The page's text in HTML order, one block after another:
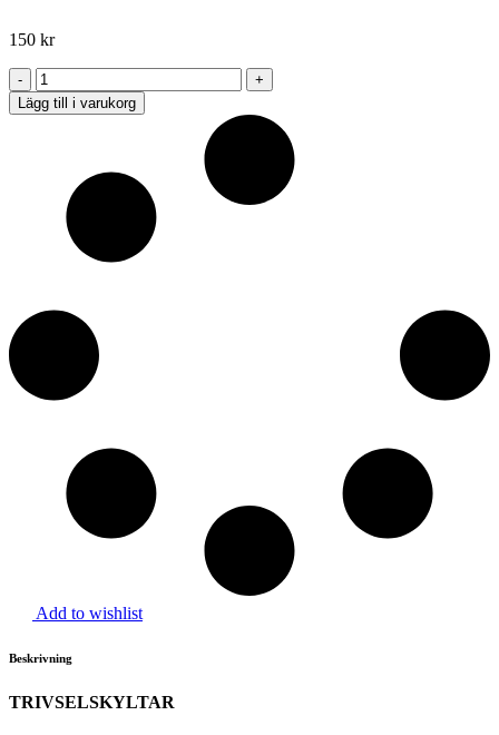
150 kr
Städ
Eloxerad
plåt
Lägg till i varukorg
Add to wishlist
Beskrivning
TRIVSELSKYLTAR